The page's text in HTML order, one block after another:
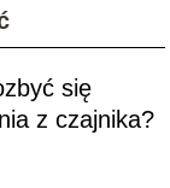
się
z czajnika?